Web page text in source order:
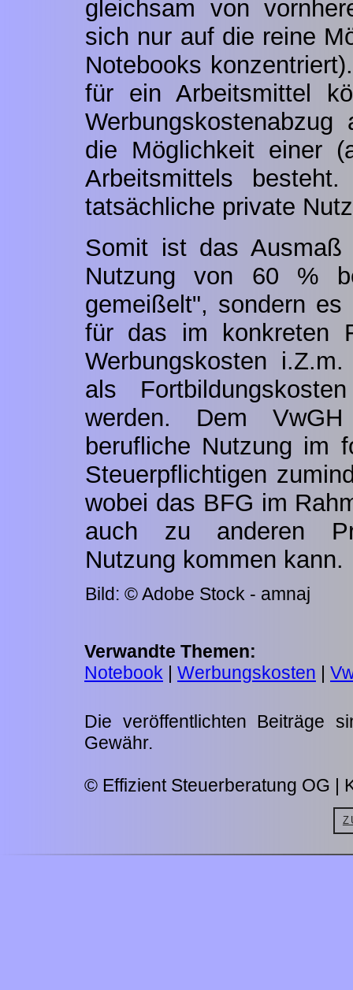
gleichsam von
sich nur auf die reine
Notebooks
für ein Arbeitsmittel
die Möglichkeit einer
Arbeitsmittels
tatsächliche private
Somit ist das Ausmaß
Nutzung von 60 %
gemeißelt", sondern
für das im konkreten
Werbungskosten
als
werden. Dem
berufliche Nutzung im
Steuerpflichtigen
wobei das BFG im
auch zu anderen
Nutzung kommen kann.
Bild: © Adobe Stock - amnaj
Verwandte Themen:
Notebook
Werbungskosten
Die veröffentlichten Beiträge
Gewähr.
© Effizient Steuerberatung OG |